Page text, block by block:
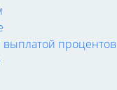
процентов